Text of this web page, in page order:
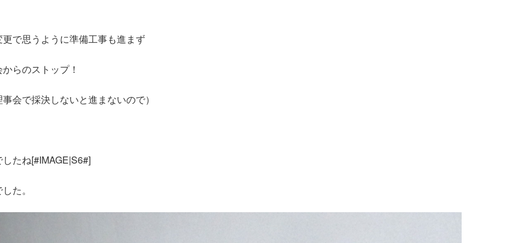
で思うように準備工事も進まず
らのストップ！
会で採決しないと進まないので）
たね[#IMAGE|S6#]
た。